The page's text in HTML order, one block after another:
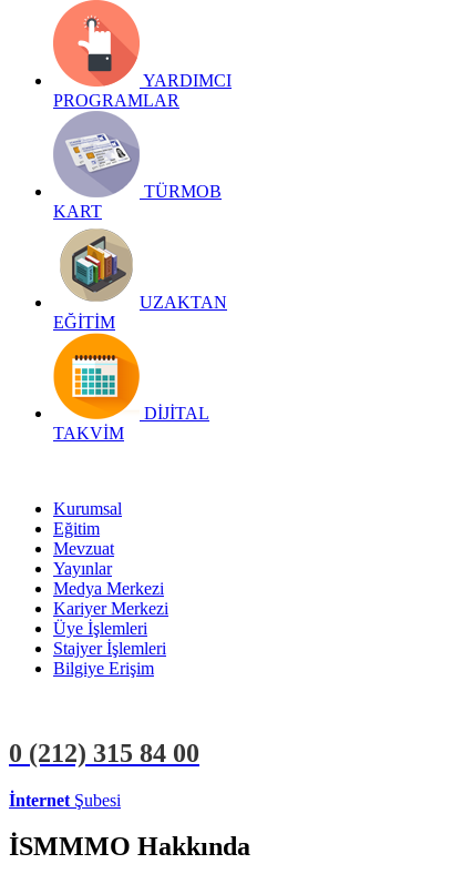
YARDIMCI
PROGRAMLAR
TÜRMOB
KART
UZAKTAN
EĞİTİM
DİJİTAL
TAKVİM
Kurumsal
Eğitim
Mevzuat
Yayınlar
Medya Merkezi
Kariyer Merkezi
Üye İşlemleri
Stajyer İşlemleri
Bilgiye Erişim
0 (212) 315 84 00
İnternet Şubesi
İSMMMO Hakkında